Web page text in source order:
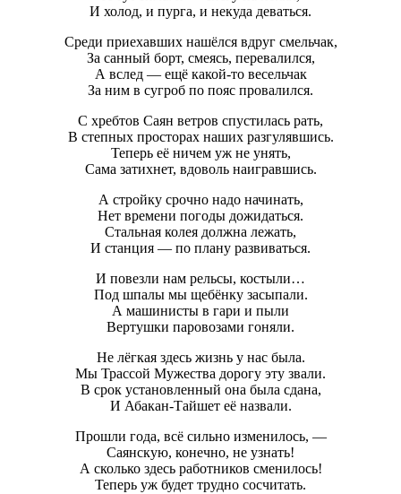
И холод, и пурга, и некуда деваться.
Среди приехавших нашёлся вдруг смельчак,
За санный борт, смеясь, перевалился,
А вслед — ещё какой-то весельчак
За ним в сугроб по пояс провалился.
С хребтов Саян ветров спустилась рать,
В степных просторах наших разгулявшись.
Теперь её ничем уж не унять,
Сама затихнет, вдоволь наигравшись.
А стройку срочно надо начинать,
Нет времени погоды дожидаться.
Стальная колея должна лежать,
И станция — по плану развиваться.
И повезли нам рельсы, костыли…
Под шпалы мы щебёнку засыпали.
А машинисты в гари и пыли
Вертушки паровозами гоняли.
Не лёгкая здесь жизнь у нас была.
Мы Трассой Мужества дорогу эту звали.
В срок установленный она была сдана,
И Абакан-Тайшет её назвали.
Прошли года, всё сильно изменилось, —
Саянскую, конечно, не узнать!
А сколько здесь работников сменилось!
Теперь уж будет трудно сосчитать.